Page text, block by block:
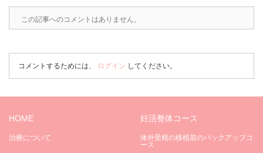
この記事へのコメントはありません。
コメントするためには、 ログイン してください。
HOME
治療について
妊活整体コース
体外受精の移植前のバックアップコ
ース